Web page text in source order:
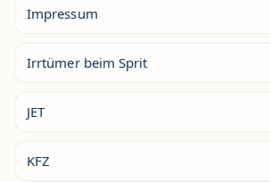
Impressum
Irrtümer beim Sprit
JET
KFZ